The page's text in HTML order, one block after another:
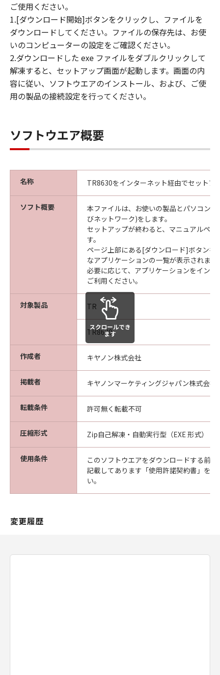
ご使用ください。
1.[ダウンロード開始]ボタンをクリックし、ファイルを
ダウンロードしてください。ファイルの保存先は、お使
いのコンピューターの設定をご確認ください。
2.ダウンロードした exe ファイルをダブルクリックして
解凍すると、セットアップ画面が起動します。画面の内
容に従い、ソフトウエアのインストール、および、ご使
用の製品の接続設定を行ってください。
ソフトウエア概要
名称 TR8630をインターネット経由でセットア
ソフト概要
本ファイルは、お使いの製品とパソコン
びネットワーク)をします。
セットアップが終わると、マニュアルペー
す。
ページ上部にある[ダウンロード]ボタンを
なアプリケーションの一覧が表示されます
必要に応じて、アプリケーションをイン
ご利用ください。
対象製品 TR
TR8630
作成者 キヤノン株式会社
掲載者 キヤノンマーケティングジャパン株式会社
転載条件 許可無く転載不可
圧縮形式 Zip自己解凍・自動実行型（EXE 形式）
使用条件
このソフトウエアをダウンロードする前
記載してあります「使用許諾契約書」を
い。
スクロールでき
ます
変更履歴